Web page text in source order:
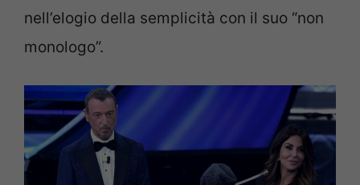
nell’elogio della semplicità con il suo “non
monologo”.